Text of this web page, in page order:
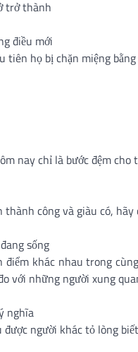
trở thành
điều mới
họ bị chặn miệng
nay chỉ là bước đệm cho
công và giàu có,
sống
khác nhau trong
với những người xung
nghĩa
người khác tỏ lòng